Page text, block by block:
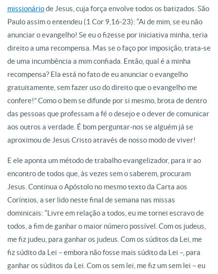
missionáriode Jesus, cuja força envolve todos os batizados. São
Paulo assim o entendeu (1 Cor 9,16-23): “Ai de mim, se eu não
anunciar o evangelho! Se eu o fizesse por iniciativa minha, teria
direito a uma recompensa. Mas se o faço por imposição, trata-se
de uma incumbência a mim confiada. Então, qual é a minha
recompensa? Ela está no fato de eu anunciar o evangelho
gratuitamente, sem fazer uso do direito que o evangelho me
confere!” Como o bem se difunde por si mesmo, brota de dentro
das pessoas que professam a fé o desejo e o dever de comunicar
aos outros a verdade. É bom perguntar-nos se alguém já se
aproximou de Jesus Cristo através de nosso modo de viver!
E ele aponta um método de trabalho evangelizador, para ir ao
encontro de todos que, às vezes sem o saberem, procuram
Jesus. Continua o Apóstolo no mesmo texto da Carta aos
Coríntios, a ser lido neste final de semana nas missas
dominicais: “Livre em relação a todos, eu me tornei escravo de
todos, a fim de ganhar o maior número possível. Com os judeus,
me fiz judeu, para ganhar os judeus. Com os súditos da Lei, me
fiz súdito da Lei – embora não fosse mais súdito da Lei –, para
ganhar os súditos da Lei. Com os sem lei, me fiz um sem lei – eu